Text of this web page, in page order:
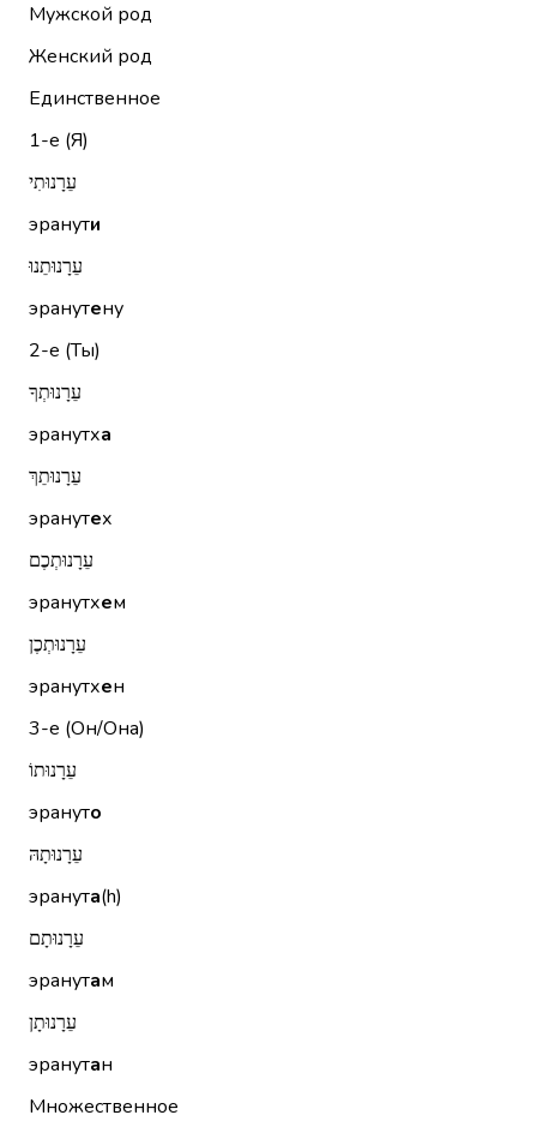
Мужской род
Женский род
Единственное
1-е (Я)
עֵרָנוּתִי
эранути
עֵרָנוּתֵנוּ
эранутену
2-е (Ты)
עֵרָנוּתְךָ
эранутха
עֵרָנוּתֵךְ
эранутех
עֵרָנוּתְכֶם
эранутхем
עֵרָנוּתְכֶן
эранутхен
3-е (Он/Она)
עֵרָנוּתוֹ
эрануто
עֵרָנוּתָהּ
эранута(h)
עֵרָנוּתָם
эранутам
עֵרָנוּתָן
эранутан
Множественное